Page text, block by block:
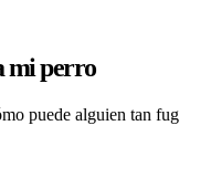
mi perro
puede alguien tan fug